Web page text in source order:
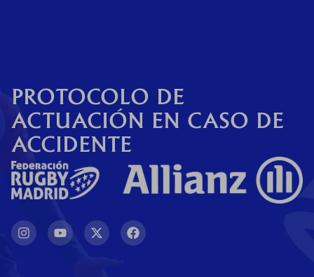
PROTOCOLO DE
ACTUACIÓN EN CASO DE
ACCIDENTE